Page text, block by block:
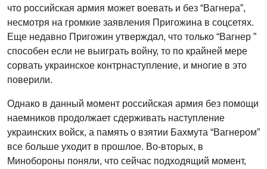
что российская армия может воевать и без “Вагнера”,
несмотря на громкие заявления Пригожина в соцсетях.
Еще недавно Пригожин утверждал, что только “Вагнер ”
способен если не выиграть войну, то по крайней мере
сорвать украинское контрнаступление, и многие в это
поверили.
Однако в данный момент российская армия без помощи
наемников продолжает сдерживать наступление
украинских войск, а память о взятии Бахмута “Вагнером”
все больше уходит в прошлое. Во-вторых, в
Минобороны поняли, что сейчас подходящий момент,